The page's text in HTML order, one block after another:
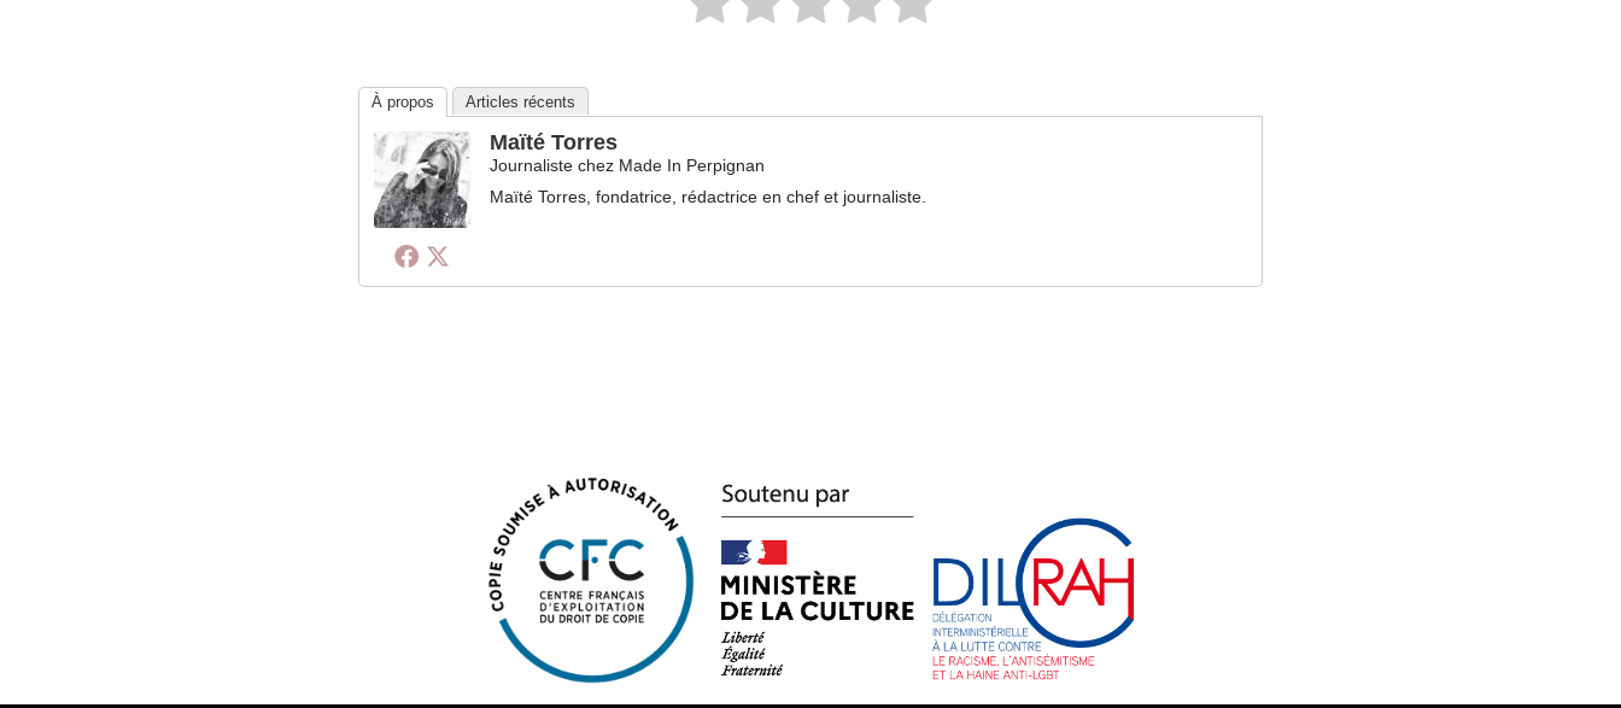
À propos Articles récents
Maïté Torres
Journaliste chez Made In Perpignan
Maïté Torres, fondatrice, rédactrice en chef et journaliste.